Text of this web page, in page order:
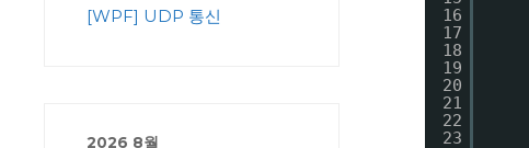
16
17
18
19
20
21
22
23
[WPF] UDP 통신
2026 8월